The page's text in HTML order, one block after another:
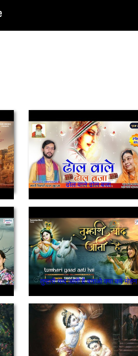
ढोल वाले ढोल बजा
तुम्हारी याद आती है बताओ क्या करे मोहन